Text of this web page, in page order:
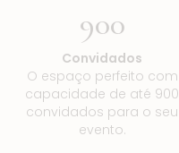
900
Convidados
O espaço perfeito com
capacidade de até 900
convidados para o seu
evento.